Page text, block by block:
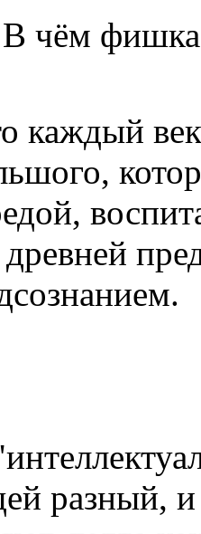
чём
каждый
разный,